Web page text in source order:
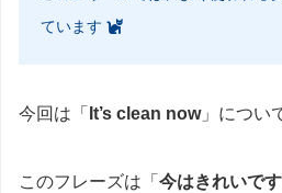
ています
今回は「 It’s clean now」につい
このフレーズは「 今はきれいです